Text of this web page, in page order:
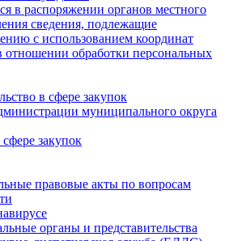
в распоряжении органов местного
сведения, подлежащие
с использованием координат
отношении обработки персональных
в сфере закупок
муниципального округа
закупок
правовые акты по вопросам
органы и представительства